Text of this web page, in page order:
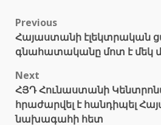
Post
navigation
Previous
Հայաստանի էլեկտրական
գնահատականը մոտ է մեկ
Next
ՀՅԴ Հունաստանի
հրաժարվել է հանդիպել
նախագահի հետ